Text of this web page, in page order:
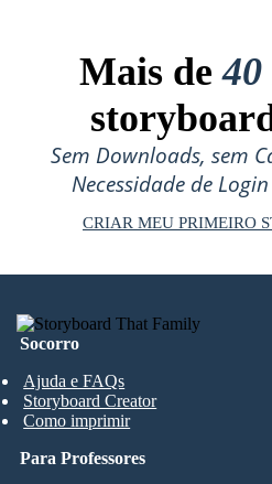
Mais de40
Sem Downloads, sem
Necessidade de
CRIAR MEU PRIMEIRO
Socorro
Ajuda e FAQs
Storyboard Creator
Como imprimir
Para Professores